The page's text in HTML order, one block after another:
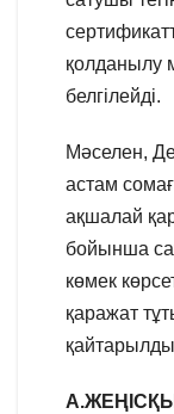
қолданылу
белгілейді.
Мәселен,
астам
ақшалай
бойынша
көмек
қаражат